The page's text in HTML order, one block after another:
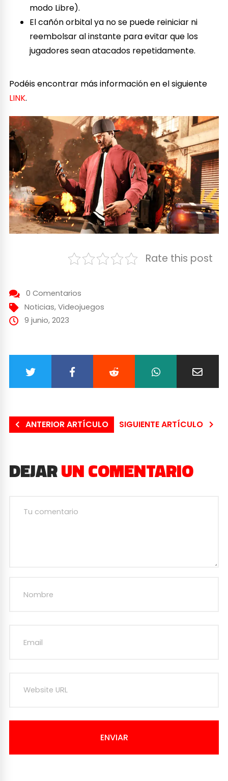
modo Libre).
El cañón orbital ya no se puede reiniciar ni
reembolsar al instante para evitar que los
jugadores sean atacados repetidamente.
Podéis encontrar más información en el siguiente
LINK.
Rate this post
0 Comentarios
Noticias, Videojuegos
9 junio, 2023
ANTERIOR ARTÍCULO SIGUIENTE ARTÍCULO
DEJARUN COMENTARIO
ENVIAR